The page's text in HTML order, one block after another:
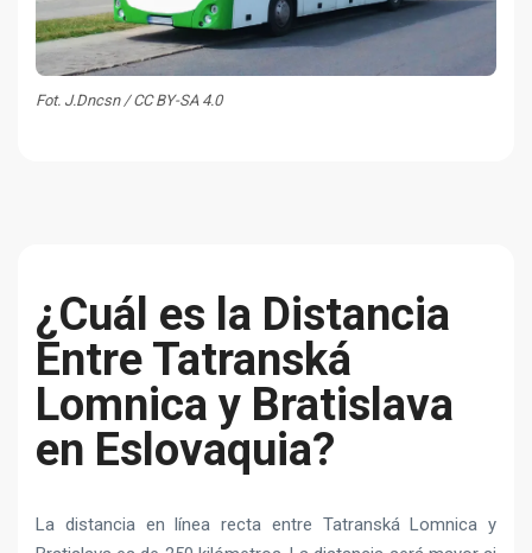
Fot. J.Dncsn / CC BY-SA 4.0
¿Cuál es la Distancia
Entre Tatranská
Lomnica y Bratislava
en Eslovaquia?
La distancia en línea recta entre Tatranská Lomnica y